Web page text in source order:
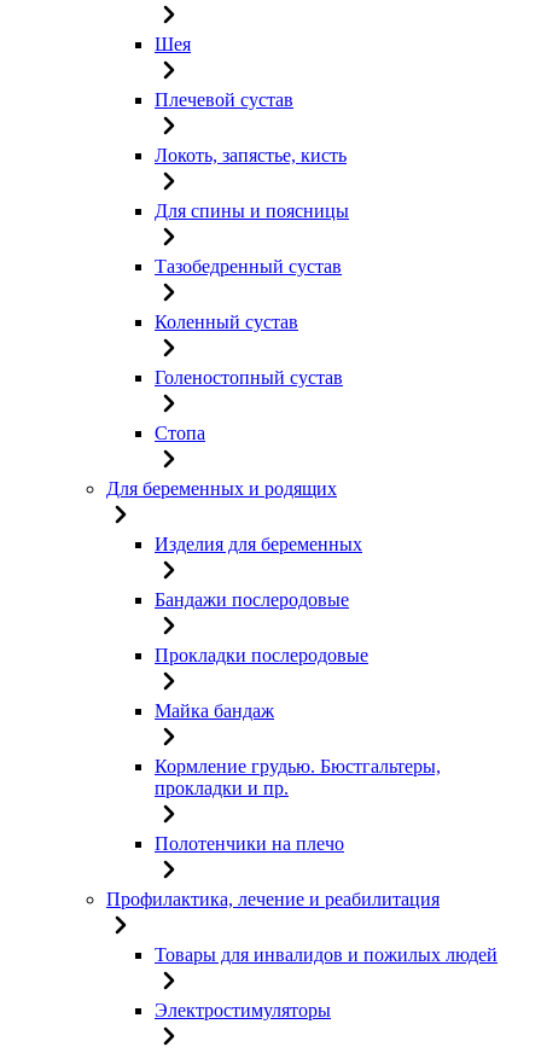
Шея
Плечевой сустав
Локоть, запястье, кисть
Для спины и поясницы
Тазобедренный сустав
Коленный сустав
Голеностопный сустав
Стопа
Для беременных и родящих
Изделия для беременных
Бандажи послеродовые
Прокладки послеродовые
Майка бандаж
Кормление грудью. Бюстгальтеры,
прокладки и пр.
Полотенчики на плечо
Профилактика, лечение и реабилитация
Товары для инвалидов и пожилых людей
Электростимуляторы